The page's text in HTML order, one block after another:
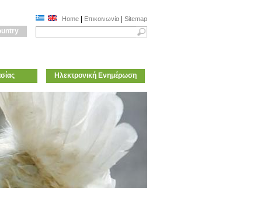
Home| Επικοινωνία| Sitemap
Ηλεκτρονική Ενημέρωση